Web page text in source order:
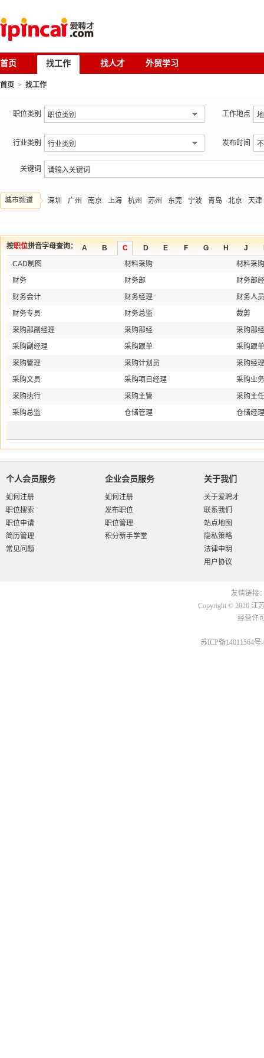
首页 找工作 找人才 外贸学习
首页 > 找工作
职位类别 工作地点
行业类别 发布时间
关键词
城市频道 深圳 广州 南京 上海 杭州 苏州 东莞 宁波 青岛 北京 天津
按职位拼音字母查询： A B C D E F G H J
CAD制图
材料采购
材料采
财务
财务部
财务部
财务会计
财务经理
财务人员
财务专员
财务总监
裁剪
采购部副经理
采购部经
采购部
采购副经理
采购跟单
采购跟
采购管理
采购计划员
采购经理
采购文员
采购项目经理
采购业务
采购执行
采购主管
采购主任
采购总监
仓储管理 仓储经理
个人会员服务
如何注册
职位搜索
职位申请
简历管理
常见问题
企业会员服务
如何注册
发布职位
职位管理
积分新手学堂
关于我们
关于爱聘才
联系我们
站点地图
隐私策略
法律申明
用户协议
友情链接
Copyright © 2026 江
经营许
苏ICP备14011564号-